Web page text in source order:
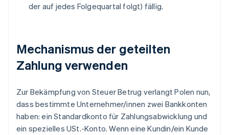
der auf jedes Folgequartal folgt) fällig.
Mechanismus der geteilten
Zahlung verwenden
Zur Bekämpfung von Steuer Betrug verlangt Polen nun,
dass bestimmte Unternehmer/innen zwei Bankkonten
haben: ein Standardkonto für Zahlungsabwicklung und
ein spezielles USt.-Konto. Wenn eine Kundin/ein Kunde